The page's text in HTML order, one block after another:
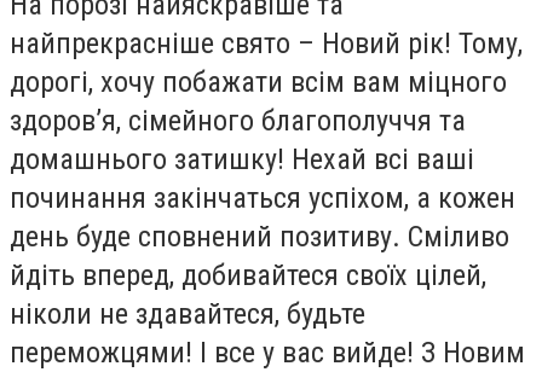
найпрекрасніше свято – Новий рік! Тому,
дорогі, хочу побажати всім вам міцного
здоров’я, сімейного благополуччя та
домашнього затишку! Нехай всі ваші
починання закінчаться успіхом, а кожен
день буде сповнений позитиву. Сміливо
йдіть вперед, добивайтеся своїх цілей,
ніколи не здавайтеся, будьте
переможцями! І все у вас вийде! З Новим